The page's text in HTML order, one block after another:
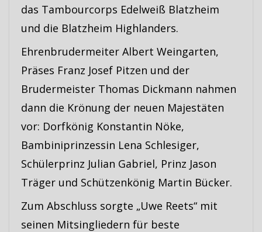
das Tambourcorps Edelweiß Blatzheim
und die Blatzheim Highlanders.
Ehrenbrudermeiter Albert Weingarten,
Präses Franz Josef Pitzen und der
Brudermeister Thomas Dickmann nahmen
dann die Krönung der neuen Majestäten
vor: Dorfkönig Konstantin Nöke,
Bambiniprinzessin Lena Schlesiger,
Schülerprinz Julian Gabriel, Prinz Jason
Träger und Schützenkönig Martin Bücker.
Zum Abschluss sorgte „Uwe Reets“ mit
seinen Mitsingliedern für beste